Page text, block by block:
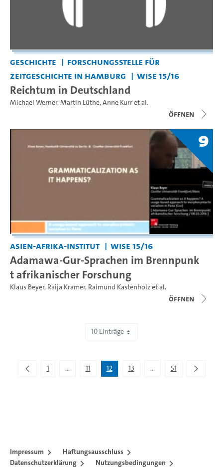
Geschichte
Forschungsstelle für
Zeitgeschichte in Hamburg
WiSe 15/16
Reichtum in Deutschland
Michael Werner,Martin Lüthe,Anne Kurret al.
Öffnen
9
Asien-Afrika-Institut WiSe 15/16
Adamawa-Gur-Sprachen im Brennpunk
t afrikanischer Forschung
Klaus Beyer, Raija Kramer, Raimund Kastenholzet al.
Öffnen
10 Einträge
1 ...
Zwischenseiten Navigieren mit TAB-Taste.
11 12 13 ...
Zwischenseiten
51
Impressum
Haftungsausschluss
Datenschutzerklärung
Nutzungsbedingungen